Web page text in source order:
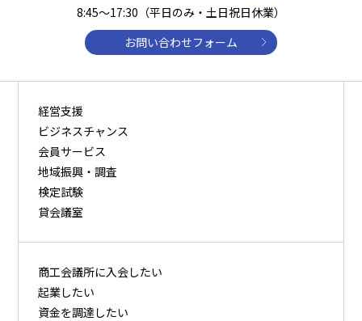
8:45～17:30（平日のみ・土日祝日休業）
お問い合わせフォーム
経営支援
ビジネスチャンス
会員サービス
地域振興・調査
検定試験
貸会議室
商⼯会議所に⼊会したい
起業したい
資⾦を調達したい